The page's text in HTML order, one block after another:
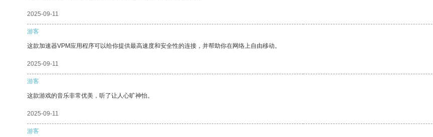
2025-09-11
游客
这款加速器VPM应用程序可以给你提供最高速度和安全性的连接，并帮助你在网络上自由移动。
2025-09-11
游客
这款游戏的音乐非常优美，听了让人心旷神怡。
2025-09-11
游客